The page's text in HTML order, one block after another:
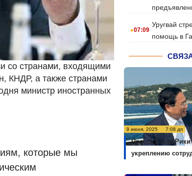
со странами, входящими
КНДР, а также странами
министр иностранных
которые мы
.07:09
Уругвай
помощь в
9 июня, 2025 7:08 дп
Пресса Коста-
укреплению